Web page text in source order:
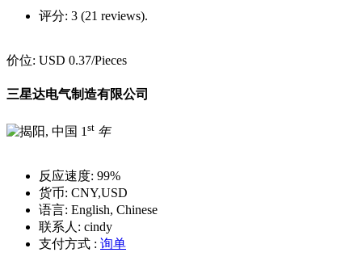
评分: 3 (21 reviews).
价位: USD 0.37/Pieces
三星达电气制造有限公司
1 st 年
反应速度: 99%
货币: CNY,USD
语言: English, Chinese
联系人: cindy
支付方式 : 询单